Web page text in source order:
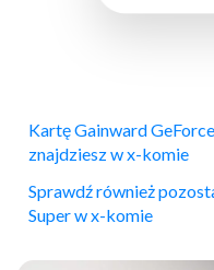
Kartę Gainward
znajdziesz w x-komie
Sprawdź również
Super w x-komie